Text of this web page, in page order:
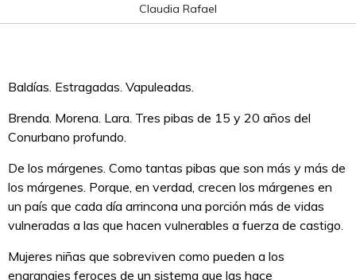
Claudia Rafael
Baldías. Estragadas. Vapuleadas.
Brenda. Morena. Lara. Tres pibas de 15 y 20 años del
Conurbano profundo.
De los márgenes. Como tantas pibas que son más y más de
los márgenes. Porque, en verdad, crecen los márgenes en
un país que cada día arrincona una porción más de vidas
vulneradas a las que hacen vulnerables a fuerza de castigo.
Mujeres niñas que sobreviven como pueden a los
engranajes feroces de un sistema que las hace